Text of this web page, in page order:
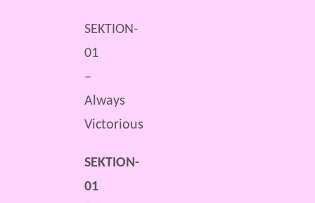
SEKTION-
01
–
Always
Victorious
SEKTION-
01